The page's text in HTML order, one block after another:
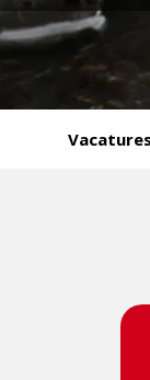
Vacatures